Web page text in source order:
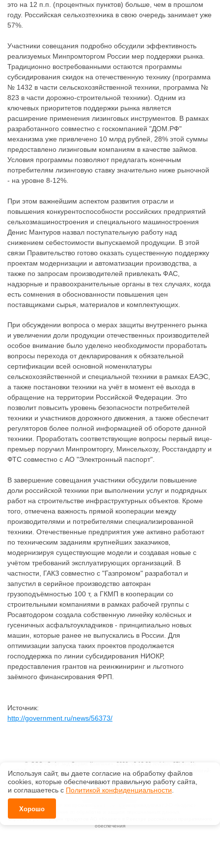
это на 12 п.п. (процентных пунктов) больше, чем в прошлом
году. Российская сельхозтехника в свою очередь занимает уже
57%.
Участники совещания подробно обсудили эффективность
реализуемых Минпромторгом России мер поддержки рынка.
Традиционно востребованными остаются программы
субсидирования скидок на отечественную технику (программа
№ 1432 в части сельскохозяйственной техники, программа №
823 в части дорожно-строительной техники). Одним из
ключевых приоритетов поддержки рынка является
расширение применения лизинговых инструментов. В рамках
разработанного совместно с госкомпанией "ДОМ.РФ"
механизма уже привлечено 10 млрд рублей, 28% этой суммы
предоставлено лизинговым компаниям в качестве займов.
Условия программы позволяют предлагать конечным
потребителям лизинговую ставку значительно ниже рыночной
- на уровне 8-12%.
При этом важнейшим аспектом развития отрасли и
повышения конкурентоспособности российских предприятий
сельхозмашиностроения и специального машиностроения
Денис Мантуров назвал поступательную работу над
снижением себестоимости выпускаемой продукции. В этой
связи Правительство готово оказать существенную поддержку
проектам модернизации и автоматизации производства, а
также по запросам производителей привлекать ФАС,
надзорные и правоохранительные органы в тех случаях, когда
есть сомнения в обоснованности повышения цен
поставщиками сырья, материалов и комплектующих.
При обсуждении вопроса о мерах защиты внутреннего рынка
и увеличении доли продукции отечественных производителей
особое внимание было уделено необходимости проработать
вопросы перехода от декларирования к обязательной
сертификации всей основной номенклатуры
сельскохозяйственной и специальной техники в рамках ЕАЭС,
а также постановки техники на учёт в момент её выхода в
обращение на территории Российской Федерации. Это
позволит повысить уровень безопасности потребителей
техники и участников дорожного движения, а также обеспечит
регуляторов более полной информацией об обороте данной
техники. Проработать соответствующие вопросы первый вице-
премьер поручил Минпромторгу, Минсельхозу, Росстандарту и
ФТС совместно с АО "Электронный паспорт".
В завершение совещания участники обсудили повышение
доли российской техники при выполнении услуг и подрядных
работ на строительстве инфраструктурных объектов. Кроме
того, отмечена важность прямой кооперации между
производителями и потребителями специализированной
техники. Отечественные предприятия уже активно работают
по техническим заданиям крупнейших заказчиков,
модернизируя существующие модели и создавая новые с
учётом требований эксплуатирующих организаций. В
частности, ГАКЗ совместно с "Газпромом" разработал и
запустил в серийное производство автокран
грузоподъёмностью 100 т, а ГКМП в кооперации со
строительными компаниями в рамках рабочей группы с
Росавтодором создала собственную линейку колёсных и
гусеничных асфальтоукладчиков - принципиально новых
машин, которые ранее не выпускались в России. Для
оптимизации запуска таких проектов продолжается
господдержка по линии субсидирования НИОКР,
предоставления грантов на реинжиниринг и льготного
заёмного финансирования ФРП.
Источник:
http://government.ru/news/56373/
© ООО «Софт энд Сервис Компани»
, 2026, v2.12.20 revision: 67b0ca1b
ОКВЭД: 63.11.1, Коды видов деятельности в области информационных технологий:
1.01, 3.01
Ценовая политика
Технологии
Положение по обработке и защите персональных данных
Справка о регистрации продуктов АО «Кодекс» в Реестре российского программного
обеспечения
Используя сайт, вы даете согласие на обработку файлов
сооkiеs, которые обеспечивают правильную работу сайта,
и соглашаетесь с Политикой конфиденциальности
Хорошо